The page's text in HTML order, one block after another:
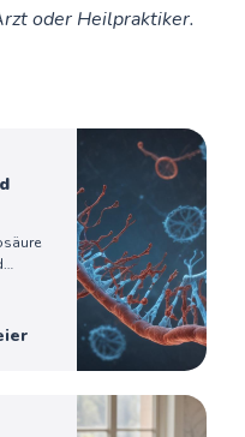
oder Heilpraktiker.